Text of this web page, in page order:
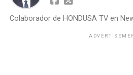
Colaborador de HONDUSA TV en